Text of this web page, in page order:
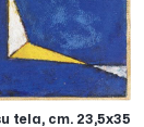
tela, cm. 23,5x35